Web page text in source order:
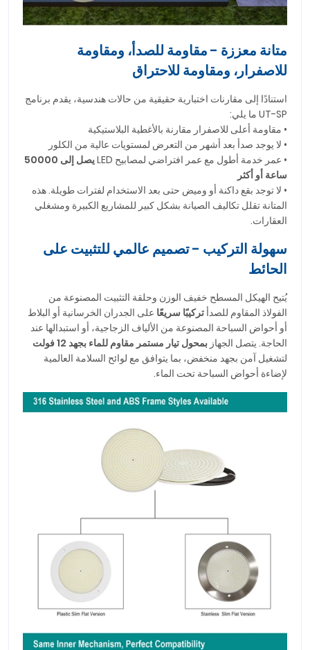
متانة معززة - مقاومة للصدأ، ومقاومة
للاصفرار، ومقاومة للاحتراق
استنادًا إلى مقارنات اختبارية حقيقية من حالات هندسية، يقدم برنامج
UT-SP ما يلي:
• مقاومة أعلى للاصفرار مقارنة بالأغطية البلاستيكية
• لا يوجد صدأ بعد أشهر من التعرض لمستويات عالية من الكلور
• عمر خدمة أطول مع عمر افتراضي لمصابيح LED
يصل إلى 50000
ساعة أو أكثر
• لا توجد بقع داكنة أو وميض حتى بعد الاستخدام لفترات طويلة. هذه
المتانة تقلل تكاليف الصيانة بشكل كبير للمشاريع الكبيرة ومشغلي
العقارات.
سهولة التركيب - تصميم عالمي للتثبيت على
الحائط
يُتيح الهيكل المسطح خفيف الوزن وحلقة التثبيت المصنوعة من
الفولاذ المقاوم للصدأتركيبًا سريعًا على الجدران الخرسانية أو البلاط
أو أحواض السباحة المصنوعة من الألياف الزجاجية، أو استبدالها عند
الحاجة. يتصل الجهاز بمحول تيار مستمر مقاوم للماء بجهد 12 فولت
لتشغيل آمن بجهد منخفض، بما يتوافق مع لوائح السلامة العالمية
لإضاءة أحواض السباحة تحت الماء.